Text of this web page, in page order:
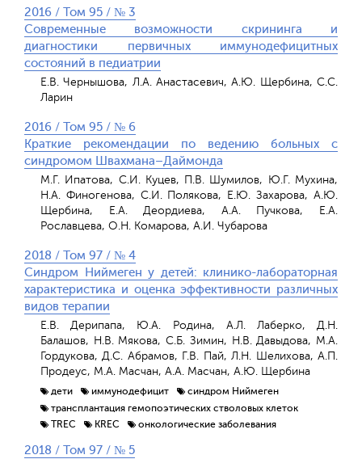
2016 / Том 95 / № 3
Современные возможности скрининга и
диагностики первичных иммунодефицитных
состояний в педиатрии
Е.В. Чернышова, Л.А. Анастасевич, А.Ю. Щербина, С.С.
Ларин
2016 / Том 95 / № 6
Краткие рекомендации по ведению больных с
синдромом Швахмана–Даймонда
М.Г. Ипатова, С.И. Куцев, П.В. Шумилов, Ю.Г. Мухина,
Н.А. Финогенова, С.И. Полякова, Е.Ю. Захарова, А.Ю.
Щербина, Е.А. Деордиева, А.А. Пучкова, Е.А.
Рославцева, О.Н. Комарова, А.И. Чубарова
2018 / Том 97 / № 4
Синдром Ниймеген у детей: клинико-лабораторная
характеристика и оценка эффективности различных
видов терапии
Е.В. Дерипапа, Ю.А. Родина, А.Л. Лаберко, Д.Н.
Балашов, Н.В. Мякова, С.Б. Зимин, Н.В. Давыдова, М.А.
Гордукова, Д.С. Абрамов, Г.В. Пай, Л.Н. Шелихова, А.П.
Продеус, М.А. Масчан, А.А. Масчан, А.Ю. Щербина
дети иммунодефицит
синдром Ниймеген
трансплантация гемопоэтических стволовых клеток
TREC
KREC онкологические заболевания
2018 / Том 97 / № 5